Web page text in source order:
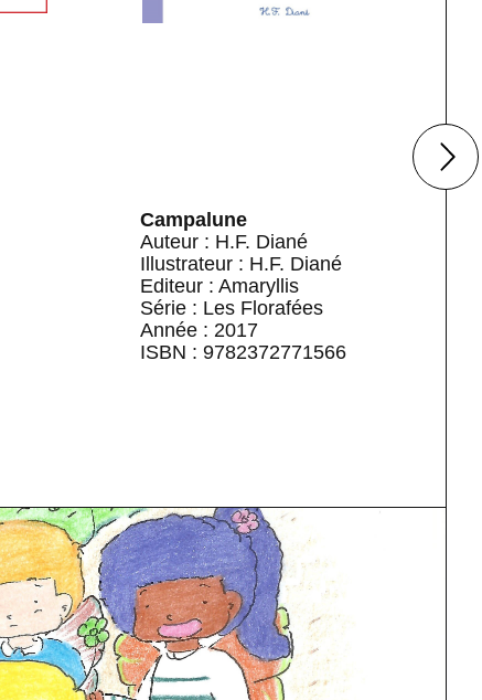
Campalune
Auteur : H.F. Diané
Illustrateur : H.F. Diané
Editeur : Amaryllis
Série : Les Florafées
Année : 2017
ISBN : 9782372771566